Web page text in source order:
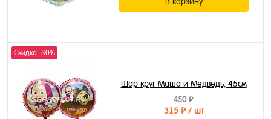
Скидка -30%
Шар круг Маша и Медведь, 45см
450 ₽
315 ₽/ шт